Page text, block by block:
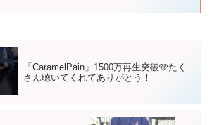
「CaramelPain」1500万再生突破🩵たく
さん聴いてくれてありがとう！